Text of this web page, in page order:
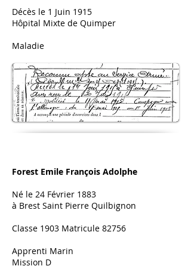
Forest Emile François Adolphe
Né le 24 Février 1883
à Brest Saint Pierre Quilbignon
Classe 1903 Matricule 82756
Apprenti Marin
Mission D
Décès le 1 Juin 1915
Hôpital Mixte de Quimper
Maladie